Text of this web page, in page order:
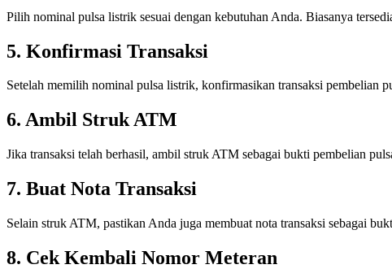
Pilih nominal pulsa listrik sesuai dengan kebutuhan Anda. Biasanya
5. Konfirmasi Transaksi
Setelah memilih nominal pulsa listrik, konfirmasikan transaksi pembelian
6. Ambil Struk ATM
Jika transaksi telah berhasil, ambil struk ATM sebagai bukti pembelian
7. Buat Nota Transaksi
Selain struk ATM, pastikan Anda juga membuat nota transaksi sebagai
8. Cek Kembali Nomor Meteran